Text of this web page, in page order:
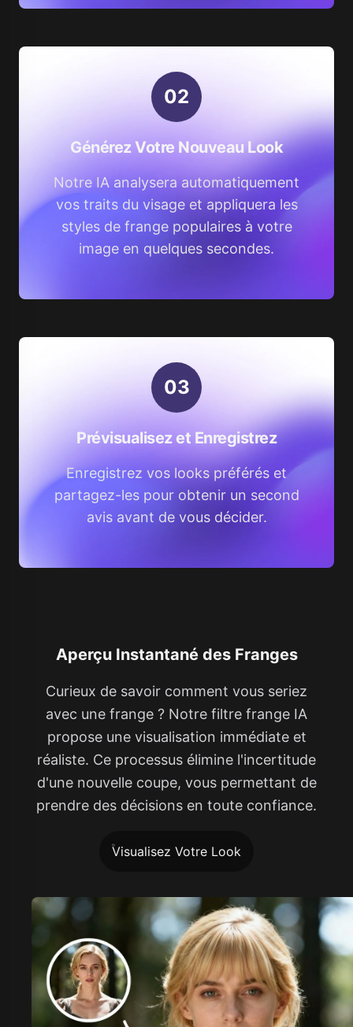
02
Générez Votre Nouveau Look
Notre IA analysera automatiquement
vos traits du visage et appliquera les
styles de frange populaires à votre
image en quelques secondes.
03
Prévisualisez et Enregistrez
Enregistrez vos looks préférés et
partagez-les pour obtenir un second
avis avant de vous décider.
Aperçu Instantané des Franges
Curieux de savoir comment vous seriez
avec une frange ? Notre filtre frange IA
propose une visualisation immédiate et
réaliste. Ce processus élimine l'incertitude
d'une nouvelle coupe, vous permettant de
prendre des décisions en toute confiance.
Visualisez Votre Look